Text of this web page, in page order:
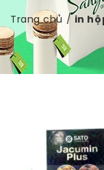
Trang chủ / in